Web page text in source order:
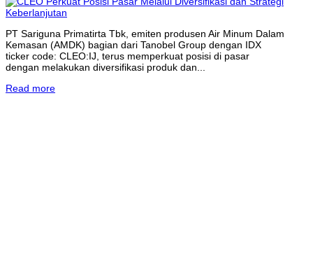
PT Sariguna Primatirta Tbk, emiten produsen Air Minum Dalam
Kemasan (AMDK) bagian dari Tanobel Group dengan IDX
ticker code: CLEO:IJ, terus memperkuat posisi di pasar
dengan melakukan diversifikasi produk dan...
Read more